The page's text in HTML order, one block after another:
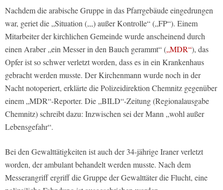
Nachdem die arabische Gruppe in das Pfarrgebäude eingedrungen
war, geriet die „Situation (,,,) außer Kontrolle“ („FP“). Einem
Mitarbeiter der kirchlichen Gemeinde wurde anscheinend durch
einen Araber „ein Messer in den Bauch gerammt“ („MDR“), das
Opfer ist so schwer verletzt worden, dass es in ein Krankenhaus
gebracht werden musste. Der Kirchenmann wurde noch in der
Nacht notoperiert, erklärte die Polizeidirektion Chemnitz gegenüber
einem „MDR“-Reporter. Die „BILD“-Zeitung (Regionalausgabe
Chemnitz) schreibt dazu: Inzwischen sei der Mann „wohl außer
Lebensgefahr“.
Bei den Gewalttätigkeiten ist auch der 34-jährige Iraner verletzt
worden, der ambulant behandelt werden musste. Nach dem
Messerangriff ergriff die Gruppe der Gewalttäter die Flucht, eine